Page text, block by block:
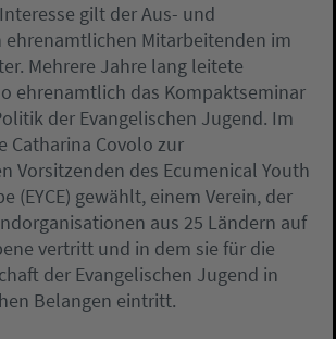
gilt der Aus- und
Mitarbeitenden im
Mehrere Jahre lang leitete
ehrenamtlich das Kompaktseminar
der Evangelischen Jugend. Im
Catharina Covolo zur
Vorsitzenden des Ecumenical Youth
(EYCE) gewählt, einem Verein, der
aus 25 Ländern auf
vertritt und in dem sie für die
der Evangelischen Jugend in
Belangen eintritt.